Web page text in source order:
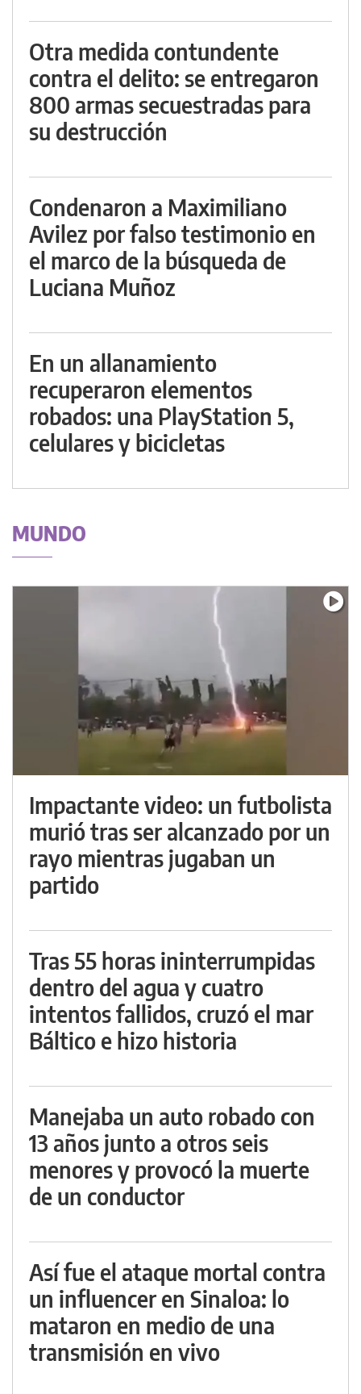
Otra medida contundente
contra el delito: se entregaron
800 armas secuestradas para
su destrucción
Condenaron a Maximiliano
Avilez por falso testimonio en
el marco de la búsqueda de
Luciana Muñoz
En un allanamiento
recuperaron elementos
robados: una PlayStation 5,
celulares y bicicletas
MUNDO
Impactante video: un futbolista
murió tras ser alcanzado por un
rayo mientras jugaban un
partido
Tras 55 horas ininterrumpidas
dentro del agua y cuatro
intentos fallidos, cruzó el mar
Báltico e hizo historia
Manejaba un auto robado con
13 años junto a otros seis
menores y provocó la muerte
de un conductor
Así fue el ataque mortal contra
un influencer en Sinaloa: lo
mataron en medio de una
transmisión en vivo